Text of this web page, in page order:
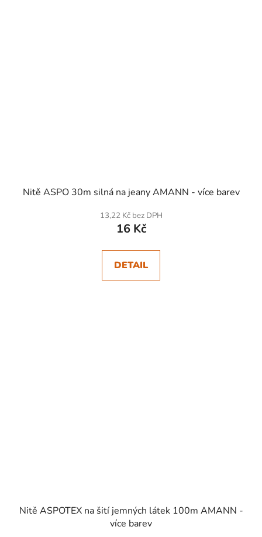
Nitě ASPO 30m silná na jeany AMANN - více barev
13,22 Kč bez DPH
16 Kč
DETAIL
Nitě ASPOTEX na šití jemných látek 100m AMANN -
více barev